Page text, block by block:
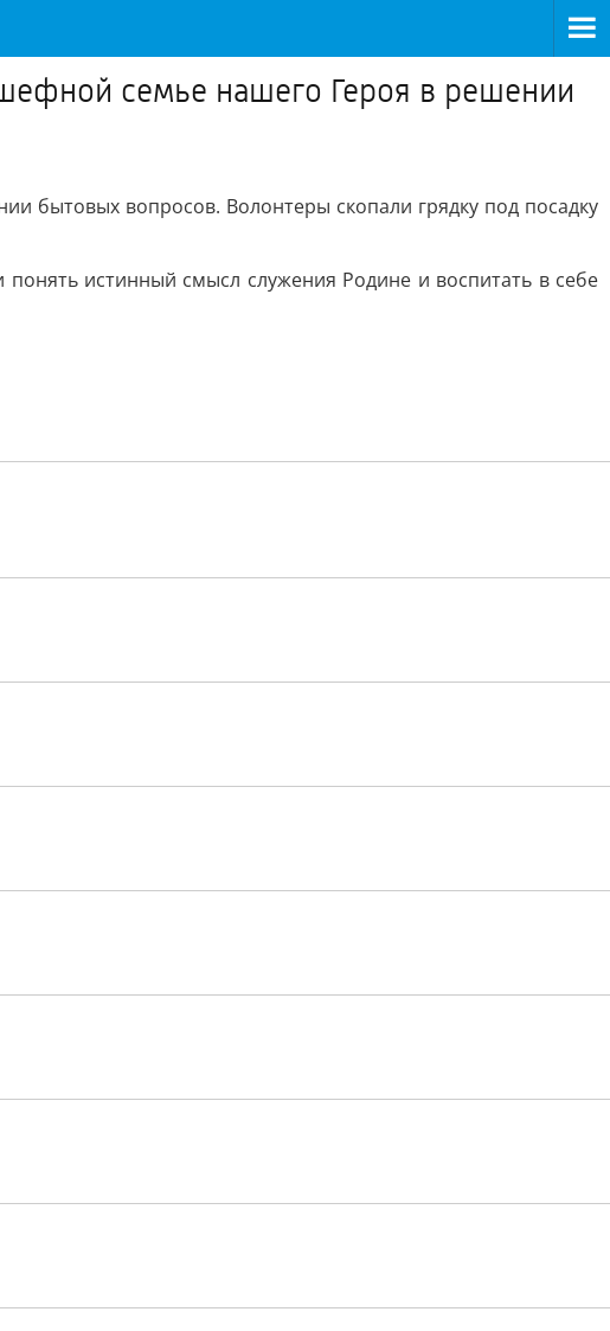
семье нашего Героя в решении
бытовых вопросов. Волонтеры скопали грядку под посадку
истинный смысл служения Родине и воспитать в себе